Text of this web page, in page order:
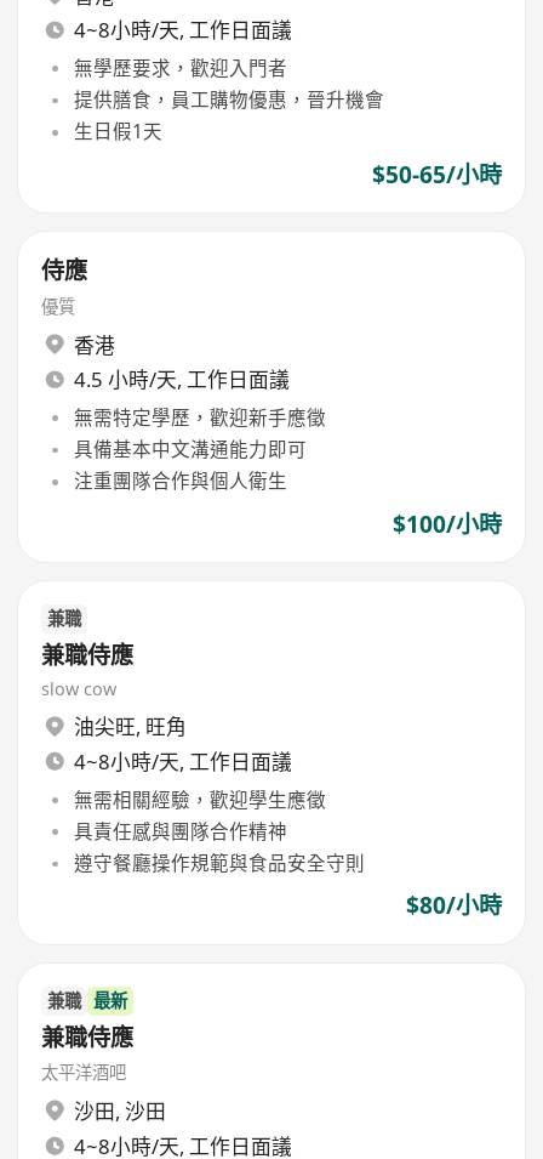
4~8小時/天, 工作日面議
無學歷要求，歡迎入門者
提供膳食，員工購物優惠，晉升機會
生日假1天
$50-65/小時
侍應
優質
香港
4.5 小時/天, 工作日面議
無需特定學歷，歡迎新手應徵
具備基本中文溝通能力即可
注重團隊合作與個人衛生
$100/小時
兼職
兼職侍應
slow cow
油尖旺, 旺角
4~8小時/天, 工作日面議
無需相關經驗，歡迎學生應徵
具責任感與團隊合作精神
遵守餐廳操作規範與食品安全守則
$80/小時
兼職 最新
兼職侍應
太平洋酒吧
沙田, 沙田
4~8小時/天, 工作日面議